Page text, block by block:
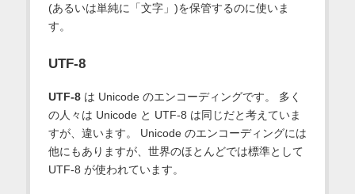
(あるいは単純に「文字」)を保管するのに使いま
す。
UTF-8
UTF-8は Unicode のエンコーディングです。 多く
の人々は Unicode と UTF-8 は同じだと考えていま
すが、違います。 Unicode のエンコーディングには
他にもありますが、世界のほとんどでは標準として
UTF-8 が使われています。